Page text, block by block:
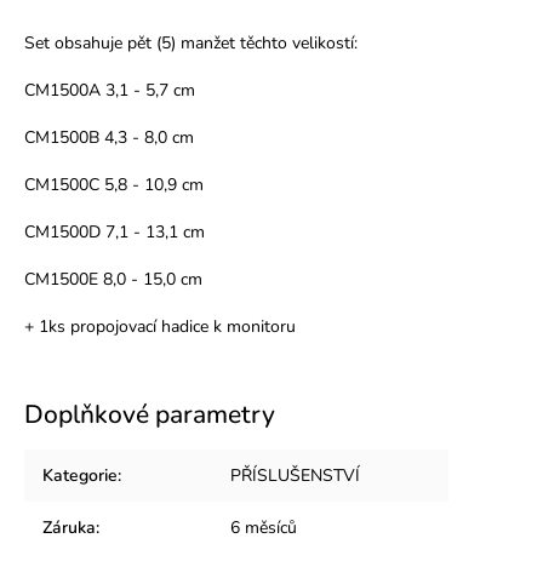
Set obsahuje pět (5) manžet těchto velikostí:
CM1500A 3,1 - 5,7 cm
CM1500B 4,3 - 8,0 cm
CM1500C 5,8 - 10,9 cm
CM1500D 7,1 - 13,1 cm
CM1500E 8,0 - 15,0 cm
+ 1ks propojovací hadice k monitoru
Doplňkové parametry
Kategorie: PŘÍSLUŠENSTVÍ
Záruka: 6 měsíců